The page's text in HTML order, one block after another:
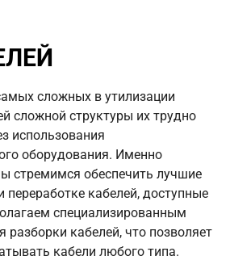
сложных в утилизации
сложной структуры их трудно
использования
оборудования. Именно
стремимся обеспечить лучшие
переработке кабелей, доступные
специализированным
разборки кабелей, что позволяет
кабели любого типа.